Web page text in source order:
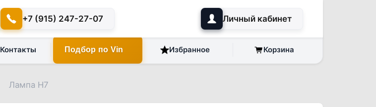
+7 (915) 247-27-07 Личный кабинет
Контакты Подбор по Vin Избранное Корзина
Лампа H7